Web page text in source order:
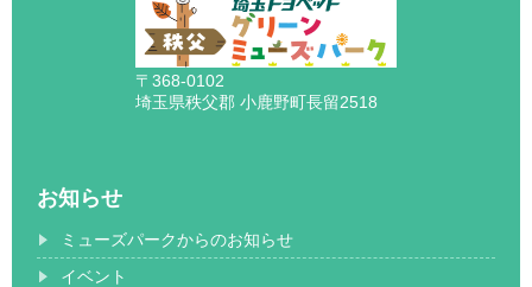
〒368-0102
埼玉県秩父郡 小鹿野町長留2518
お知らせ
ミューズパークからのお知らせ
イベント